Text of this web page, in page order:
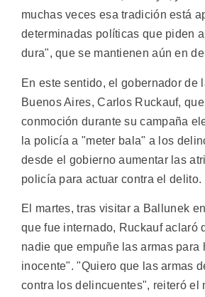
muchas veces esa tradición está
determinadas políticas que piden
dura", que se mantienen aún en
En este sentido, el gobernador de
Buenos Aires, Carlos Ruckauf,
conmoción durante su campaña
la policía a "meter bala" a los
desde el gobierno aumentar las
policía para actuar contra el delito.
El martes, tras visitar a Ballunek
que fue internado, Ruckauf aclaró
nadie que empuñe las armas para
inocente". "Quiero que las armas
contra los delincuentes", reiteró el